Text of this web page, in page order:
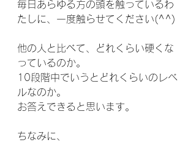
毎日あらゆる方の頭を触っているわ
たしに、一度触らせてください(^^)
他の人と比べて、どれくらい硬くな
っているのか。
10段階中でいうとどれくらいのレベ
ルなのか。
お答えできると思います。
ちなみに、